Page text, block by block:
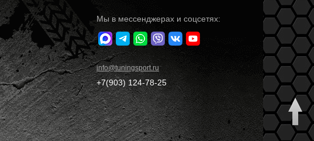
Мы в мессенджерах и соцсетях:
info@tuningsport.ru
+7(903) 124-78-25